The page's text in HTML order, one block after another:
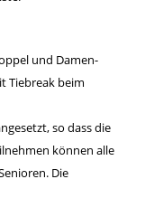
und Damen-
Tiebreak beim
so dass die
können alle
Die